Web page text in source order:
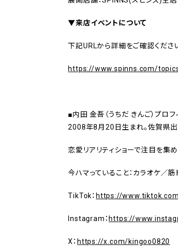
▼来店イベントについて
下記URLから詳細をご確認くださ
https://www.spinns.com/
■内田 金吾（うちだ きんご）プロフ
2008年8月20日生まれ。佐賀県出
恋愛リアリティショーで注目を集
今ハマっていること：カラオケ／筋
TikTok： https://
Instagram： https://
X： https://x.com/kingoo0820